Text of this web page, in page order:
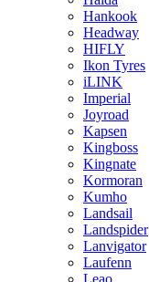
Hankook
Headway
HIFLY
Ikon Tyres
iLINK
Imperial
Joyroad
Kapsen
Kingboss
Kingnate
Kormoran
Kumho
Landsail
Landspider
Lanvigator
Laufenn
Leao